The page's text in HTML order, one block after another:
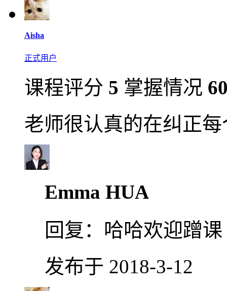
Aisha
正式用户
课程评分 5 掌握情况
老师很认真的在纠正
Emma HUA
回复： 哈哈欢迎蹭课
发布于 2018-3-12